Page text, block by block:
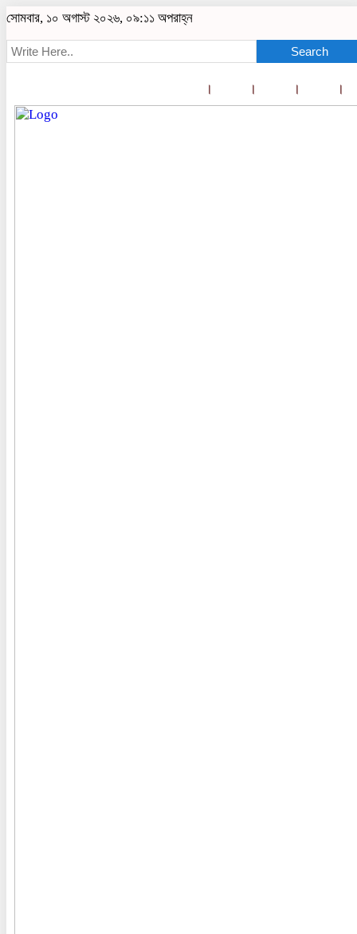
সোমবার, ১০ অগাস্ট ২০২৬, ০৯:১১ অপরাহ্ন
Search